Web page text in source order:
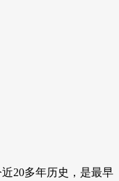
20多年历史，是最早